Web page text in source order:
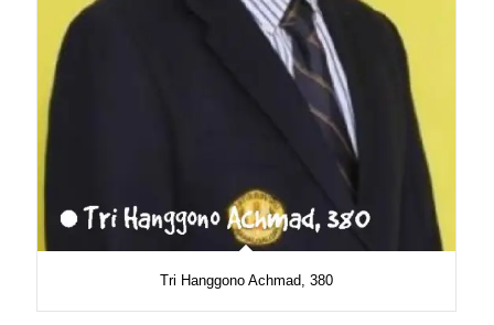
Tri Hanggono Achmad, 380